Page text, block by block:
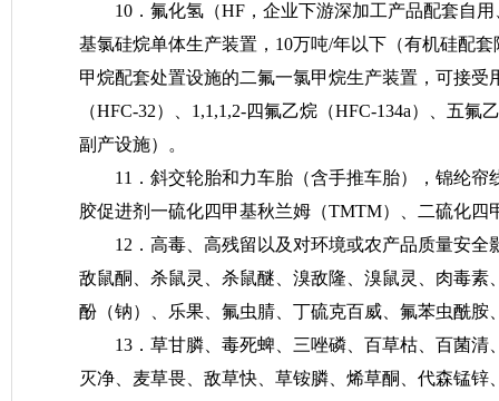
10．氟化氢（HF，企业下游深加工产品配套自
基氯硅烷单体生产装置，10万吨/年以下（有机硅配
甲烷配套处置设施的二氟一氯甲烷生产装置，可接
（HFC-32）、1,1,1,2-四氟乙烷（HFC-134a）、五
副产设施）。
11．斜交轮胎和力车胎（含手推车胎），锦纶
胶促进剂一硫化四甲基秋兰姆（TMTM）、二硫化
12．高毒、高残留以及对环境或农产品质量安
敌鼠酮、杀鼠灵、杀鼠醚、溴敌隆、溴鼠灵、肉毒
酚（钠）、乐果、氟虫腈、丁硫克百威、氟苯虫酰
13．草甘膦、毒死蜱、三唑磷、百草枯、百菌
灭净、麦草畏、敌草快、草铵膦、烯草酮、代森锰